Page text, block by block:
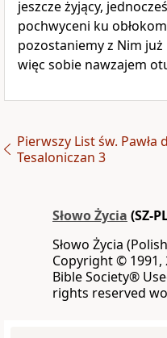
jeszcze żyjący,
pochwyceni ku
pozostaniemy z Nim już
więc sobie nawzajem
Pierwszy List św. Pawła
Tesaloniczan 3
Słowo Życia (SZ-
Słowo Życia
Copyright ©
Bible Society®
rights reserved